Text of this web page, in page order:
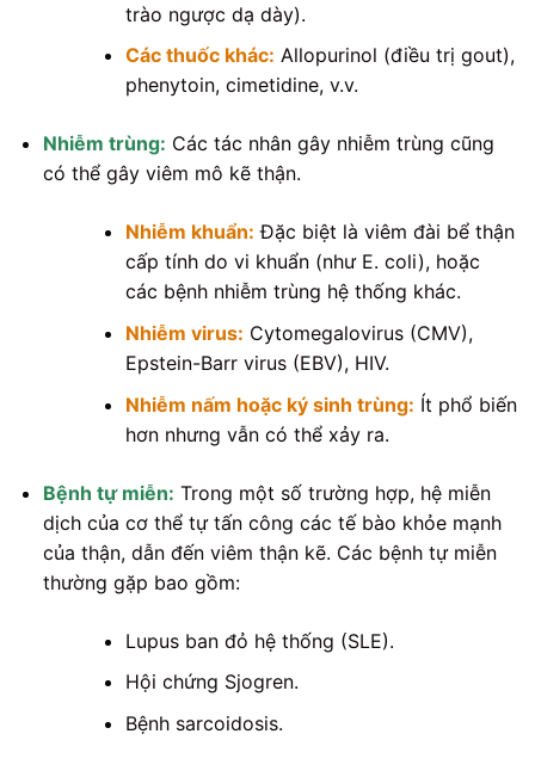
trào ngược dạ dày).
Các thuốc khác: Allopurinol (điều trị gout),
phenytoin, cimetidine, v.v.
Nhiễm trùng: Các tác nhân gây nhiễm trùng cũng
có thể gây viêm mô kẽ thận.
Nhiễm khuẩn: Đặc biệt là viêm đài bể thận
cấp tính do vi khuẩn (như E. coli), hoặc
các bệnh nhiễm trùng hệ thống khác.
Nhiễm virus: Cytomegalovirus (CMV),
Epstein-Barr virus (EBV), HIV.
Nhiễm nấm hoặc ký sinh trùng: Ít phổ biến
hơn nhưng vẫn có thể xảy ra.
Bệnh tự miễn: Trong một số trường hợp, hệ miễn
dịch của cơ thể tự tấn công các tế bào khỏe mạnh
của thận, dẫn đến viêm thận kẽ. Các bệnh tự miễn
thường gặp bao gồm:
Lupus ban đỏ hệ thống (SLE).
Hội chứng Sjogren.
Bệnh sarcoidosis.